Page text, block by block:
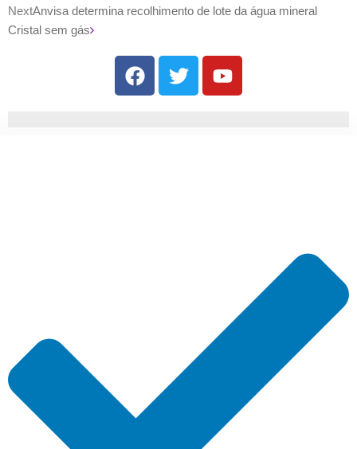
NextAnvisa determina recolhimento de lote da água mineral
Cristal sem gás